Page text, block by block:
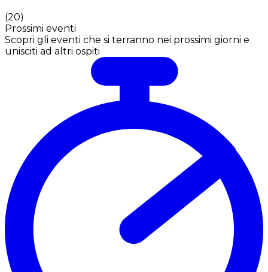
(20)
Prossimi eventi
Scopri gli eventi che si terranno nei prossimi giorni e
unisciti ad altri ospiti